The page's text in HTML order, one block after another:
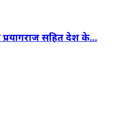
सहित देश के...